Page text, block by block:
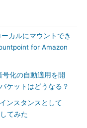
カルにマウントでき
for Amazon
化の自動適用を開
ケットはどうなる？
ンスタンスとして
てみた